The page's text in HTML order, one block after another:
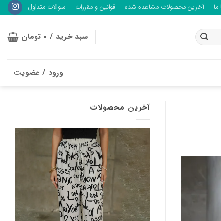
آخرین محصولات مشاهده شده قوانین و مقررات سوالات متداول
سبد خرید / 0 تومان
ورود / عضویت
آخرین محصولات